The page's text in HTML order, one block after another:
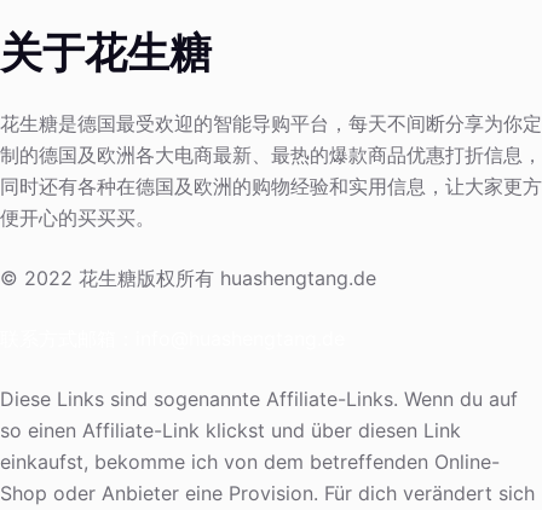
关于花生糖
花生糖是德国最受欢迎的智能导购平台，每天不间断分享为你定
制的德国及欧洲各大电商最新、最热的爆款商品优惠打折信息，
同时还有各种在德国及欧洲的购物经验和实用信息，让大家更方
便开心的买买买。
© 2022 花生糖版权所有 huashengtang.de
Diese Links sind sogenannte Affiliate-Links. Wenn du auf
so einen Affiliate-Link klickst und über diesen Link
einkaufst, bekomme ich von dem betreffenden Online-
Shop oder Anbieter eine Provision. Für dich verändert sich